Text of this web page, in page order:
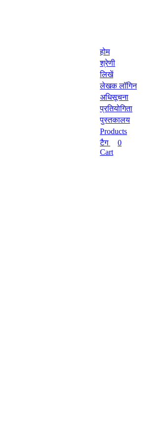
होम
श्रेणी
लिखें
लेखक लॉगिन
अधिसूचना
प्रतियोगिता
पुस्तकालय
Products
टैग
0
Cart